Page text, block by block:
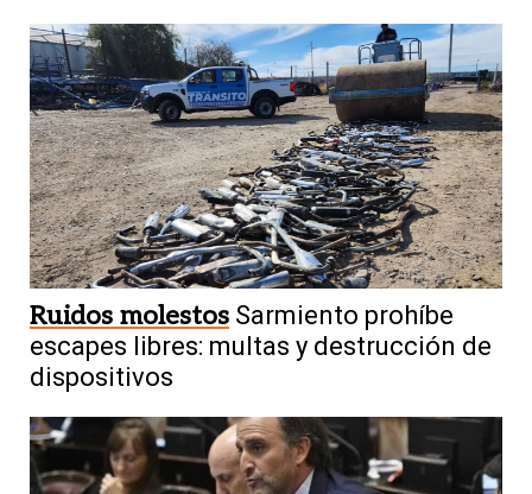
Ruidos molestos Sarmiento prohíbe
escapes libres: multas y destrucción de
dispositivos